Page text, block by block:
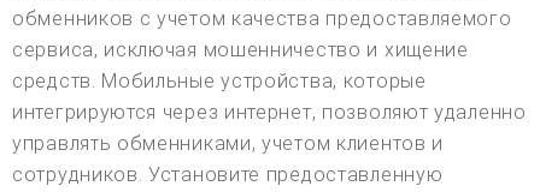
обменников с учетом качества предоставляемого
сервиса, исключая мошенничество и хищение
средств. Мобильные устройства, которые
интегрируются через интернет, позволяют удаленно
управлять обменниками, учетом клиентов и
сотрудников. Установите предоставленную